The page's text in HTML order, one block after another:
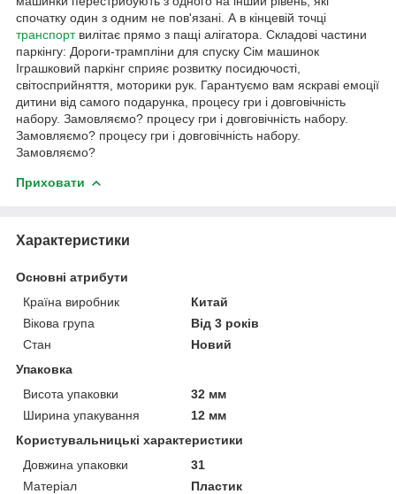
спочатку один з одним не пов'язані. А в кінцевій точці
транспортвилітає прямо з пащі алігатора. Складові частини
паркінгу: Дороги-трампліни для спуску Сім машинок
Іграшковий паркінг сприяє розвитку посидючості,
світосприйняття, моторики рук. Гарантуємо вам яскраві емоції
дитини від самого подарунка, процесу гри і довговічність
набору. Замовляємо? процесу гри і довговічність набору.
Замовляємо? процесу гри і довговічність набору.
Замовляємо?
Приховати
Характеристики
Основні атрибути
Країна виробник
Китай
Вікова група
Від 3 років
Стан
Новий
Упаковка
Висота упаковки
32 мм
Ширина упакування
12 мм
Користувальницькі характеристики
Довжина упаковки
31
Матеріал
Пластик